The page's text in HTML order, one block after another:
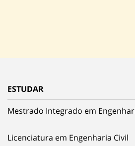
ESTUDAR
Mestrado Integrado em
Licenciatura em Engenharia Civil